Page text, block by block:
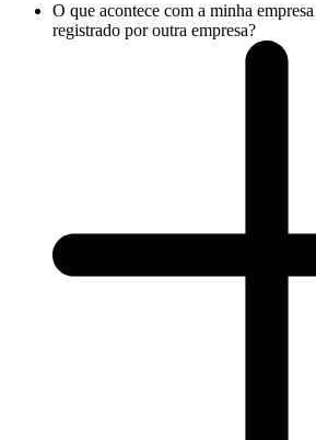
O que acontece com a minha
registrado por outra empresa?